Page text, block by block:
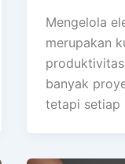
Mengelola
merupakan
banyak
tetapi setiap